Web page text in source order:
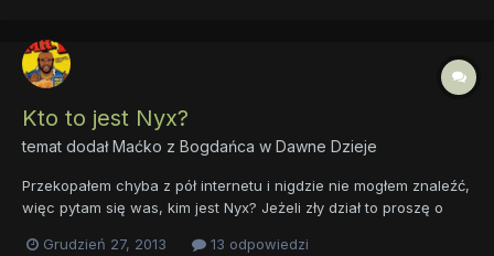
Kto to jest Nyx?
temat dodałMaćko z Bogdańca w Dawne Dzieje
Przekopałem chyba z pół internetu i nigdzie nie mogłem znaleźć,
więc pytam się was, kim jest Nyx? Jeżeli zły dział to proszę o
Grudzień 27, 2013
13 odpowiedzi